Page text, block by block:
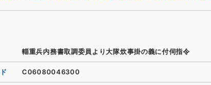
輜重兵内務書取調委員より大隊炊事掛の義に付伺指令
C06080046300